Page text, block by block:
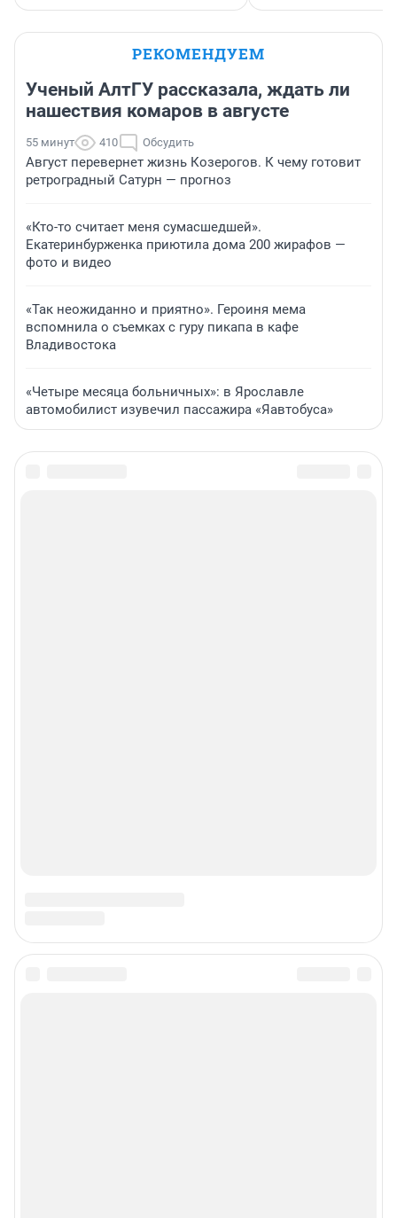
РЕКОМЕНДУЕМ
Ученый АлтГУ рассказала, ждать ли
нашествия комаров в августе
55 минут 410 Обсудить
Август перевернет жизнь Козерогов. К чему готовит
ретроградный Сатурн — прогноз
«Кто-то считает меня сумасшедшей».
Екатеринбурженка приютила дома 200 жирафов —
фото и видео
«Так неожиданно и приятно». Героиня мема
вспомнила о съемках с гуру пикапа в кафе
Владивостока
«Четыре месяца больничных»: в Ярославле
автомобилист изувечил пассажира «Яавтобуса»